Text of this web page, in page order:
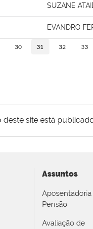
SUZANE
EVANDRO
30 31 32 33
site está
Assuntos
Aposentadoria
Pensão
Avaliação de